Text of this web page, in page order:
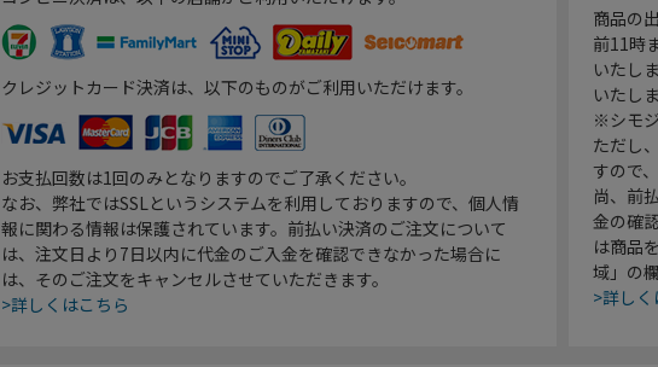
クレジットカード決済は、以下のものがご利用いただけます。
お支払回数は1回のみとなりますのでご了承ください。
なお、弊社ではSSLというシステムを利用しておりますので、個人情
報に関わる情報は保護されています。前払い決済のご注文について
は、注文日より7日以内に代金のご入金を確認できなかった場合に
は、そのご注文をキャンセルさせていただきます。
>詳しくはこちら
商品の
前11時
いたし
いたし
※シモ
ただし
すので
尚、前
金の確
は商品
域」の
>詳し